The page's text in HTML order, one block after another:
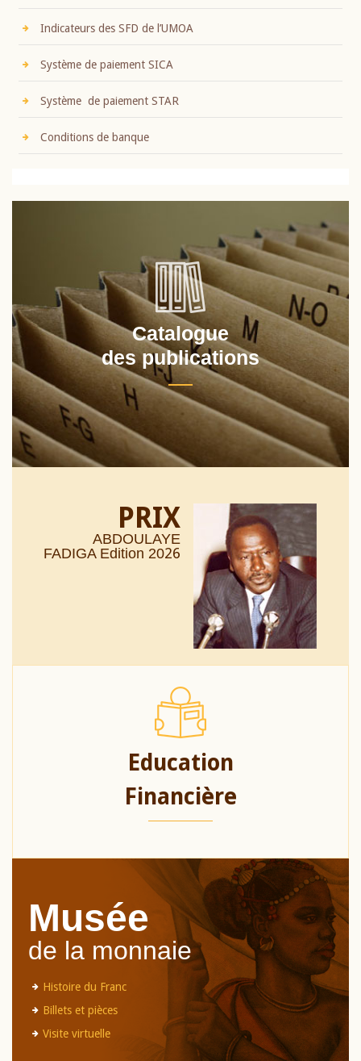
Indicateurs des SFD de l’UMOA
Système de paiement SICA
Système de paiement STAR
Conditions de banque
Catalogue
des publications
PRIX
ABDOULAYE
FADIGA Edition 2026
Education
Financière
Musée
de la monnaie
Histoire du Franc
Billets et pièces
Visite virtuelle